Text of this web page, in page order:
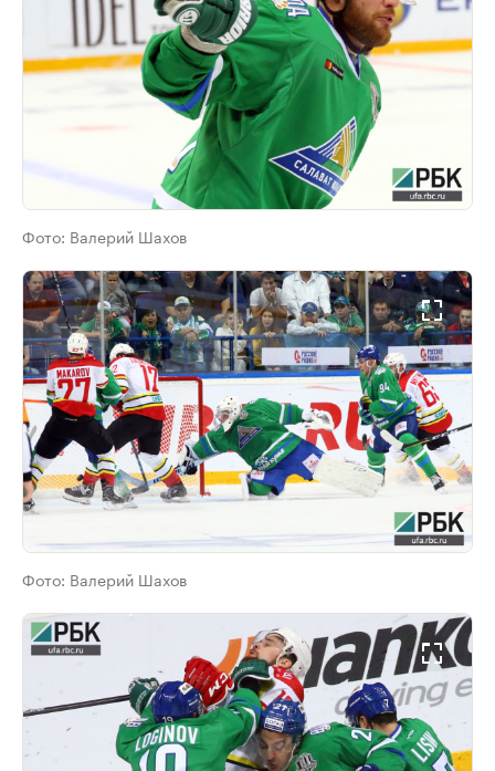
Фото: Валерий Шахов
Фото: Валерий Шахов